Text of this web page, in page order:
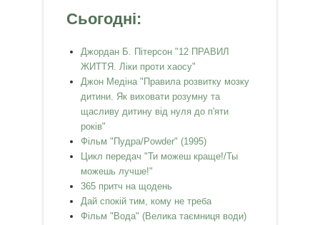
Сьогодні:
Джордан Б. Пітерсон "12 ПРАВИЛ
ЖИТТЯ. Ліки проти хаосу"
Джон Медіна "Правила розвитку мозку
дитини. Як виховати розумну та
щасливу дитину від нуля до п'яти
років"
Фільм "Пудра/Powder" (1995)
Цикл передач "Ти можеш краще!/Ты
можешь лучше!"
365 притч на щодень
Дай спокій тим, кому не треба
Фільм "Вода" (Велика таємниця води)